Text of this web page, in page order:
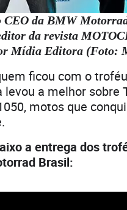
CEO da BMW
da revista
Mídia Editora (Foto:
ficou com o
levou a melhor sobre
motos que
a entrega dos
Brasil: